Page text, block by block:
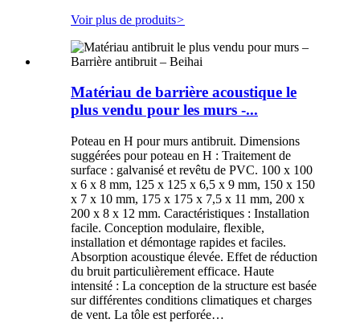
Voir plus de produits>
Matériau de barrière acoustique le
plus vendu pour les murs -...
Poteau en H pour murs antibruit. Dimensions
suggérées pour poteau en H : Traitement de
surface : galvanisé et revêtu de PVC. 100 x 100
x 6 x 8 mm, 125 x 125 x 6,5 x 9 mm, 150 x 150
x 7 x 10 mm, 175 x 175 x 7,5 x 11 mm, 200 x
200 x 8 x 12 mm. Caractéristiques : Installation
facile. Conception modulaire, flexible,
installation et démontage rapides et faciles.
Absorption acoustique élevée. Effet de réduction
du bruit particulièrement efficace. Haute
intensité : La conception de la structure est basée
sur différentes conditions climatiques et charges
de vent. La tôle est perforée…